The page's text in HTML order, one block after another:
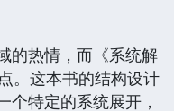
的热情，而《系统解
。这本书的结构设计
个特定的系统展开，